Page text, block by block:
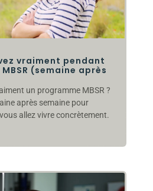
vraiment pendant
(semaine après
un programme MBSR ?
après semaine pour
allez vivre concrètement.